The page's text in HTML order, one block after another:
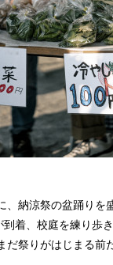
、納涼祭の盆踊りを
着、校庭を練り歩
だ祭りがはじまる前